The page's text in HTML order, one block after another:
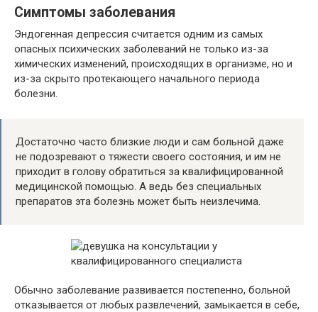
Симптомы заболевания
Эндогенная депрессия считается одним из самых
опасных психических заболеваний не только из-за
химических изменений, происходящих в организме, но и
из-за скрыто протекающего начального периода
болезни.
Достаточно часто близкие люди и сам больной даже
не подозревают о тяжести своего состояния, и им не
приходит в голову обратиться за квалифицированной
медицинской помощью. А ведь без специальных
препаратов эта болезнь может быть неизлечима.
Обычно заболевание развивается постепенно, больной
отказывается от любых развлечений, замыкается в себе,